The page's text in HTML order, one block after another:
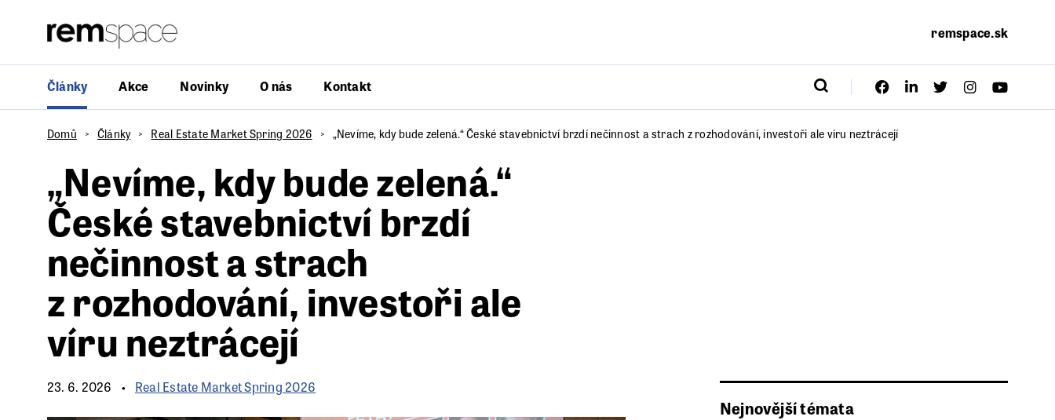
remspace.sk
Články Akce Novinky O nás Kontakt
Domů Články Real Estate Market Spring 2026 „Nevíme, kdy bude zelená.“ České stavebnictví brzdí nečinnost a strach z rozhodování, investoři ale víru neztrácejí
„Nevíme, kdy bude zelená.“
České stavebnictví brzdí
nečinnost a strach
z rozhodování, investoři ale
víru neztrácejí
23. 6. 2026 Real Estate Market Spring 2026
Nejnovější témata